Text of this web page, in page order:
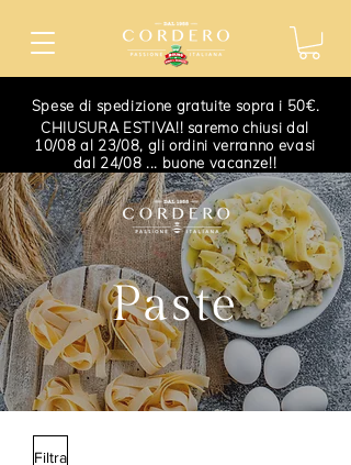
Spese di spedizione gratuite sopra i 50€.
CHIUSURA ESTIVA!! saremo chiusi dal
10/08 al 23/08, gli ordini verranno evasi
dal 24/08 ... buone vacanze!!
Paste
Filtra